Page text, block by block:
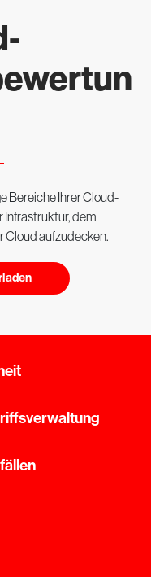
Bereiche Ihrer Cloud-
Infrastruktur, dem
Cloud aufzudecken.